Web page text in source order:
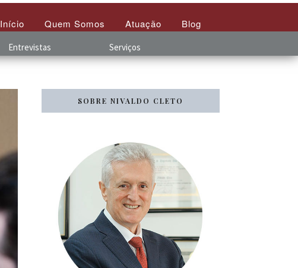
Início Quem Somos Atuação Blog
Entrevistas Serviços
SOBRE NIVALDO CLETO